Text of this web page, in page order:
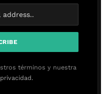
términos y nuestra